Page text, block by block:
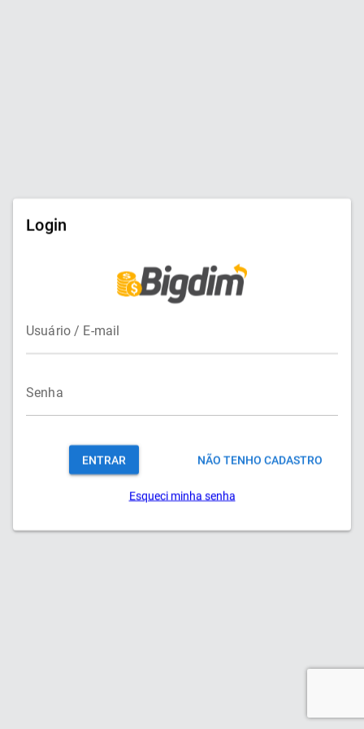
Login
Usuário / E-mail
Senha
ENTRAR NÃO TENHO CADASTRO
Esqueci minha senha